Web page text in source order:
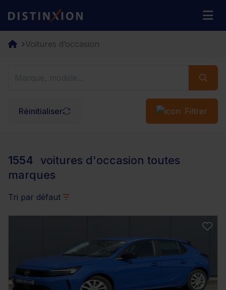
Distinxion
Voitures d’occasion
Réinitialiser Filtrer
1554
voitures d'occasion toutes
marques
Tri par défaut